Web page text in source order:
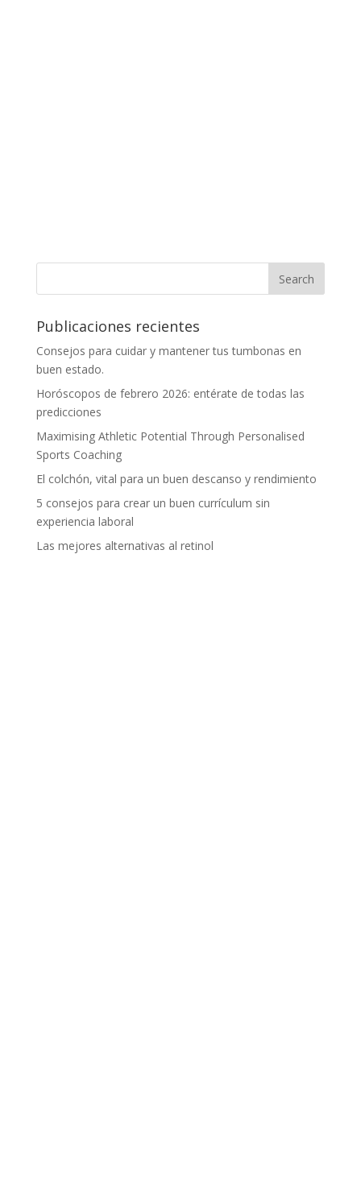
Publicaciones recientes
Consejos para cuidar y mantener tus tumbonas en
buen estado.
Horóscopos de febrero 2026: entérate de todas las
predicciones
Maximising Athletic Potential Through Personalised
Sports Coaching
El colchón, vital para un buen descanso y rendimiento
5 consejos para crear un buen currículum sin
experiencia laboral
Las mejores alternativas al retinol